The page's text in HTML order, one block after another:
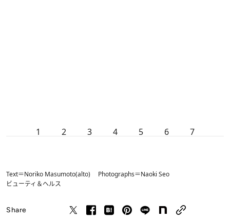
1 2 3 4 5 6 7
Text＝Noriko Masumoto(alto) Photographs＝Naoki Seo
ビューティ＆ヘルス
Share